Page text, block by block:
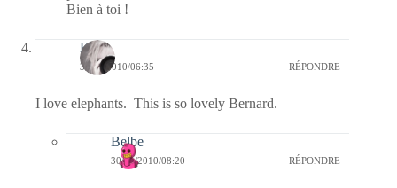
Bien à toi !
Kala
30/01/2010/06:35 RÉPONDRE
I love elephants. This is so lovely Bernard.
Belbe
30/01/2010/08:20 RÉPONDRE